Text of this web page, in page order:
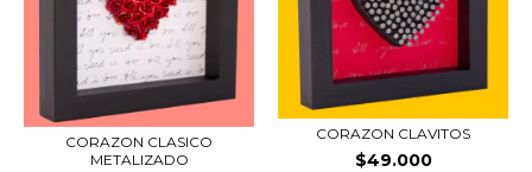
CORAZON CLASICO
METALIZADO
CORAZON CLAVITOS
$49.000